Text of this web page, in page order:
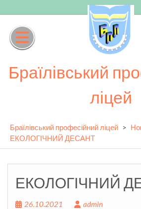
to
content
Браїлівський
ліцей
Браїлівський професійний ліцей >
ЕКОЛОГІЧНИЙ ДЕСАНТ
ЕКОЛОГІЧНИЙ
26.10.2021 admin